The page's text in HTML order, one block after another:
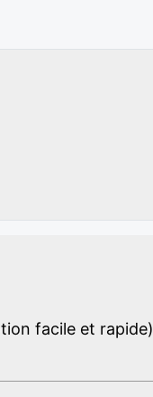
facile et rapide)